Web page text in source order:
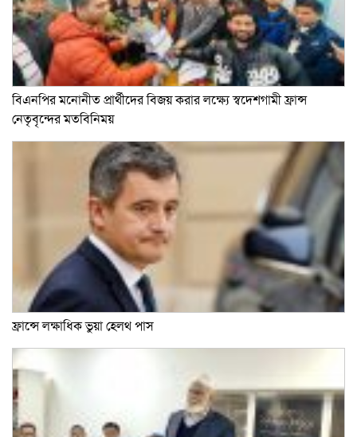
বিএনপির মনোনীত প্রার্থীদের বিজয় করার লক্ষ্যে স্বদেশগামী ফ্রান্স
নেতৃবৃন্দের মতবিনিময়
ফ্রান্সে লক্ষাধিক ভুয়া হেলথ পাস